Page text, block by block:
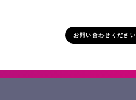
お問い合わせください